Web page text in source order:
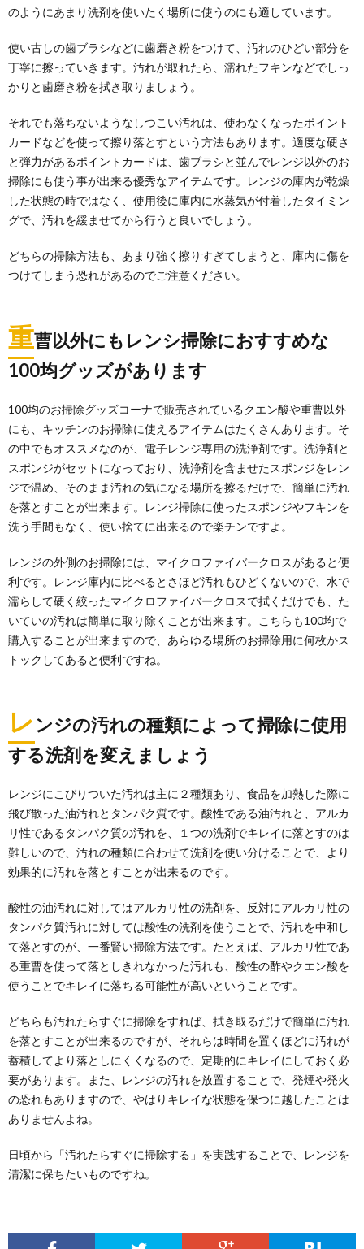
のようにあまり洗剤を使いたく場所に使うのにも適しています。
使い古しの歯ブラシなどに歯磨き粉をつけて、汚れのひどい部分を
丁寧に擦っていきます。汚れが取れたら、濡れたフキンなどでしっ
かりと歯磨き粉を拭き取りましょう。
それでも落ちないようなしつこい汚れは、使わなくなったポイント
カードなどを使って擦り落とすという方法もあります。適度な硬さ
と弾力があるポイントカードは、歯ブラシと並んでレンジ以外のお
掃除にも使う事が出来る優秀なアイテムです。レンジの庫内が乾燥
した状態の時ではなく、使用後に庫内に水蒸気が付着したタイミン
グで、汚れを緩ませてから行うと良いでしょう。
どちらの掃除方法も、あまり強く擦りすぎてしまうと、庫内に傷を
つけてしまう恐れがあるのでご注意ください。
重曹以外にもレンシ掃除におすすめな
100均グッズがあります
100均のお掃除グッズコーナで販売されているクエン酸や重曹以外
にも、キッチンのお掃除に使えるアイテムはたくさんあります。そ
の中でもオススメなのが、電子レンジ専用の洗浄剤です。洗浄剤と
スポンジがセットになっており、洗浄剤を含ませたスポンジをレン
ジで温め、そのまま汚れの気になる場所を擦るだけで、簡単に汚れ
を落とすことが出来ます。レンジ掃除に使ったスポンジやフキンを
洗う手間もなく、使い捨てに出来るので楽チンですよ。
レンジの外側のお掃除には、マイクロファイバークロスがあると便
利です。レンジ庫内に比べるとさほど汚れもひどくないので、水で
濡らして硬く絞ったマイクロファイバークロスで拭くだけでも、た
いていの汚れは簡単に取り除くことが出来ます。こちらも100均で
購入することが出来ますので、あらゆる場所のお掃除用に何枚かス
トックしてあると便利ですね。
レンジの汚れの種類によって掃除に使用
する洗剤を変えましょう
レンジにこびりついた汚れは主に２種類あり、食品を加熱した際に
飛び散った油汚れとタンパク質です。酸性である油汚れと、アルカ
リ性であるタンパク質の汚れを、１つの洗剤でキレイに落とすのは
難しいので、汚れの種類に合わせて洗剤を使い分けることで、より
効果的に汚れを落とすことが出来るのです。
酸性の油汚れに対してはアルカリ性の洗剤を、反対にアルカリ性の
タンパク質汚れに対しては酸性の洗剤を使うことで、汚れを中和し
て落とすのが、一番賢い掃除方法です。たとえば、アルカリ性であ
る重曹を使って落としきれなかった汚れも、酸性の酢やクエン酸を
使うことでキレイに落ちる可能性が高いということです。
どちらも汚れたらすぐに掃除をすれば、拭き取るだけで簡単に汚れ
を落とすことが出来るのですが、それらは時間を置くほどに汚れが
蓄積してより落としにくくなるので、定期的にキレイにしておく必
要があります。また、レンジの汚れを放置することで、発煙や発火
の恐れもありますので、やはりキレイな状態を保つに越したことは
ありませんよね。
日頃から「汚れたらすぐに掃除する」を実践することで、レンジを
清潔に保ちたいものですね。